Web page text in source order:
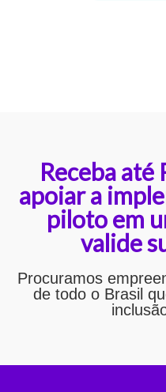
Receba até
apoiar a
piloto em
valide
Procuramos
de todo o Brasil